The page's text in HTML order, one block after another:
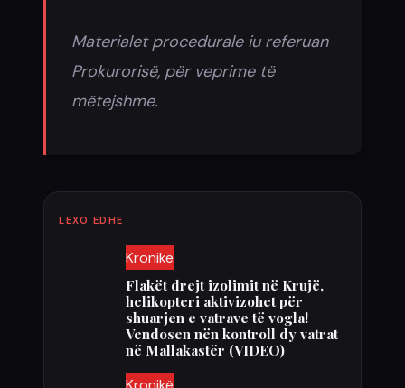
Materialet procedurale iu referuan
Prokurorisë, për veprime të
mëtejshme.
LEXO EDHE
Kronikë
Flakët drejt izolimit në Krujë,
helikopteri aktivizohet për
shuarjen e vatrave të vogla!
Vendosen nën kontroll dy vatrat
në Mallakastër (VIDEO)